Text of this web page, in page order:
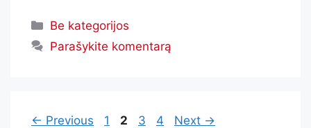
Be kategorijos
Parašykite komentarą
← Previous 1 2 3 4 Next →